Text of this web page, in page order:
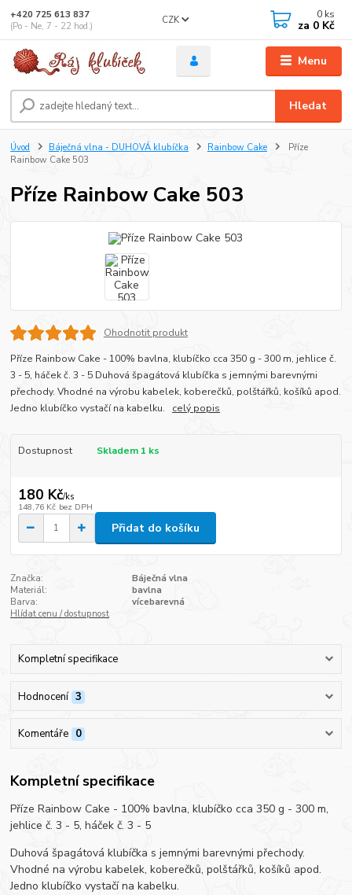
Menu
CZK
Hledat
+420 725 613 837
(Po - Ne, 7 - 22 hod.)
0 ks
za 0 Kč
Úvod Báječná vlna - DUHOVÁ klubíčka Rainbow Cake
Příze
Rainbow Cake 503
Příze Rainbow Cake 503
Ohodnotit produkt
Příze Rainbow Cake - 100% bavlna, klubíčko cca 350 g - 300 m, jehlice č.
3 - 5, háček č. 3 - 5 Duhová špagátová klubíčka s jemnými barevnými
přechody. Vhodné na výrobu kabelek, koberečků, polštářků, košíků apod.
Jedno klubíčko vystačí na kabelku. celý popis
Dostupnost Skladem 1 ks
180 Kč/ks
148,76 Kč bez DPH
Přidat do košíku
Značka:
Báječná vlna
Materiál:
bavlna
Barva:
vícebarevná
Hlídat cenu / dostupnost
Kompletní specifikace
Hodnocení 3
Komentáře 0
Kompletní specifikace
Příze Rainbow Cake - 100% bavlna, klubíčko cca 350 g - 300 m,
jehlice č. 3 - 5, háček č. 3 - 5
Duhová špagátová klubíčka s jemnými barevnými přechody.
Vhodné na výrobu kabelek, koberečků, polštářků, košíků apod.
Jedno klubíčko vystačí na kabelku.